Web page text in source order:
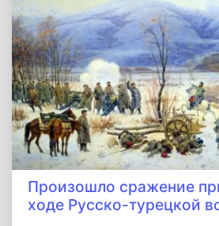
традиция выросла в
украшенные елки
рождественские праздники
улице.
Произошло сражение
ходе Русско-турецкой